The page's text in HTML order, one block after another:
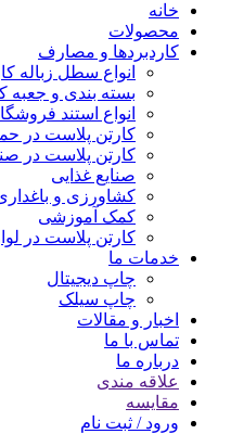
خانه
محصولات
کاردبردها و مصارف
انواع سطل زباله
بسته بندی و جعبه
انواع استند
کارتن پلاست در
کارتن پلاست در
صنایع غذایی
کشاورزی و
کمک آموزشی
کارتن پلاست در
خدمات ما
چاپ دیجیتال
چاپ سیلک
اخبار و مقالات
تماس با ما
درباره ما
علاقه مندی
مقایسه
ورود / ثبت نام